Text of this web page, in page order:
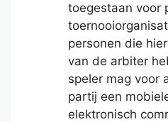
toegestaan voor
personen die
van de arbiter
speler mag voor
partij een
elektronisch